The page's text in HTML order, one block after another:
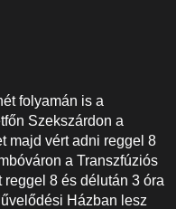
folyamán is a
Szekszárdon a
majd vért adni reggel 8
a Transzfúziós
8 és délután 3 óra
Házban lesz